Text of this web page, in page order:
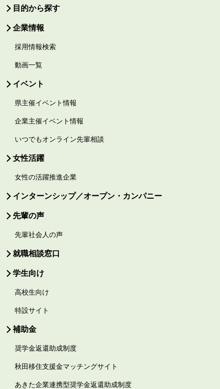
目的から探す
企業情報
採用情報検索
動画一覧
イベント
県主催イベント情報
企業主催イベント情報
いつでもオンライン先輩相談
女性活躍
女性の活躍推進企業
インターンシップ／オープン・カンパニー
先輩の声
先輩社会人の声
就職相談窓口
学生向け
高校生向け
特設サイト
補助金
奨学金返還助成制度
秋田移住支援金マッチングサイト
あきた企業連携型奨学金返還助成制度